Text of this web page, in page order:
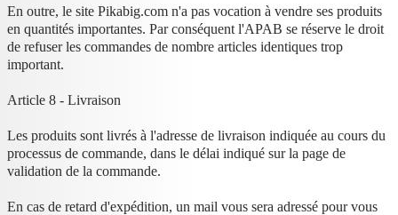
En outre, le site Pikabig.com n'a pas vocation à vendre ses produits
en quantités importantes. Par conséquent l'APAB se réserve le droit
de refuser les commandes de nombre articles identiques trop
important.
Article 8 - Livraison
Les produits sont livrés à l'adresse de livraison indiquée au cours du
processus de commande, dans le délai indiqué sur la page de
validation de la commande.
En cas de retard d'expédition, un mail vous sera adressé pour vous